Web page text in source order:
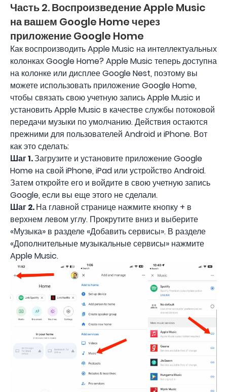
Часть 2. Воспроизведение Apple Music
на вашем Google Home через
приложение Google Home
Как воспроизводить Apple Music на интеллектуальных
колонках Google Home? Apple Music теперь доступна
на колонке или дисплее Google Nest, поэтому вы
можете использовать приложение Google Home,
чтобы связать свою учетную запись Apple Music и
установить Apple Music в качестве службы потоковой
передачи музыки по умолчанию. Действия остаются
прежними для пользователей Android и iPhone. Вот
как это сделать:
Шаг 1.Загрузите и установите приложение Google
Home на свой iPhone, iPad или устройство Android.
Затем откройте его и войдите в свою учетную запись
Google, если вы еще этого не сделали.
Шаг 2.На главной странице нажмите кнопку + в
верхнем левом углу. Прокрутите вниз и выберите
«Музыка» в разделе «Добавить сервисы». В разделе
«Дополнительные музыкальные сервисы» нажмите
Apple Music.